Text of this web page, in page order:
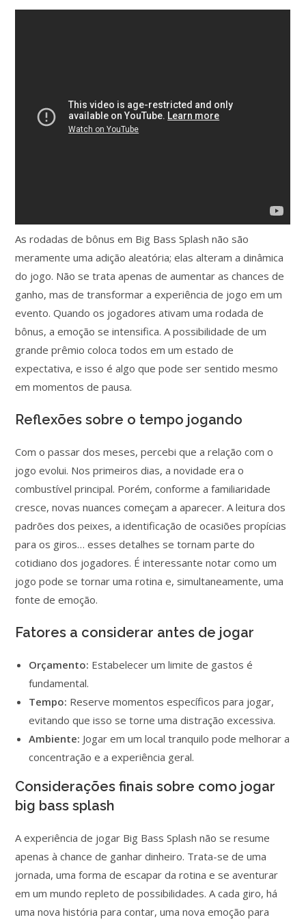
As rodadas de bônus em Big Bass Splash não são
meramente uma adição aleatória; elas alteram a dinâmica
do jogo. Não se trata apenas de aumentar as chances de
ganho, mas de transformar a experiência de jogo em um
evento. Quando os jogadores ativam uma rodada de
bônus, a emoção se intensifica. A possibilidade de um
grande prêmio coloca todos em um estado de
expectativa, e isso é algo que pode ser sentido mesmo
em momentos de pausa.
Reflexões sobre o tempo jogando
Com o passar dos meses, percebi que a relação com o
jogo evolui. Nos primeiros dias, a novidade era o
combustível principal. Porém, conforme a familiaridade
cresce, novas nuances começam a aparecer. A leitura dos
padrões dos peixes, a identificação de ocasiões propícias
para os giros… esses detalhes se tornam parte do
cotidiano dos jogadores. É interessante notar como um
jogo pode se tornar uma rotina e, simultaneamente, uma
fonte de emoção.
Fatores a considerar antes de jogar
Orçamento: Estabelecer um limite de gastos é
fundamental.
Tempo: Reserve momentos específicos para jogar,
evitando que isso se torne uma distração excessiva.
Ambiente: Jogar em um local tranquilo pode melhorar a
concentração e a experiência geral.
Considerações finais sobre como jogar
big bass splash
A experiência de jogar Big Bass Splash não se resume
apenas à chance de ganhar dinheiro. Trata-se de uma
jornada, uma forma de escapar da rotina e se aventurar
em um mundo repleto de possibilidades. A cada giro, há
uma nova história para contar, uma nova emoção para